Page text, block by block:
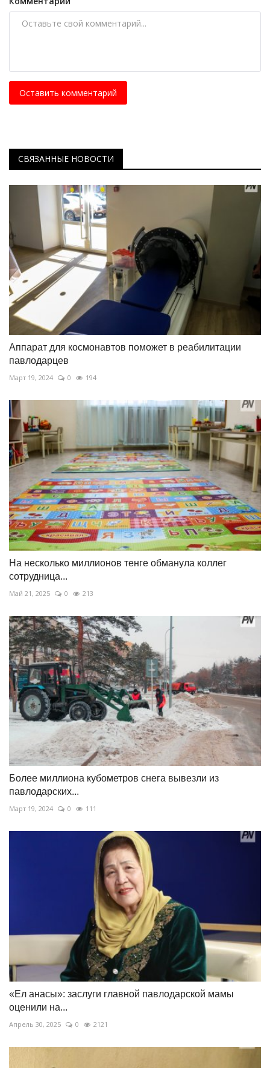
Оставить комментарий
СВЯЗАННЫЕ НОВОСТИ
Аппарат для космонавтов поможет в реабилитации
павлодарцев
Март 19, 2024 0 194
На несколько миллионов тенге обманула коллег
сотрудница...
Май 21, 2025 0 213
Более миллиона кубометров снега вывезли из
павлодарских...
Март 19, 2024 0 111
«Ел анасы»: заслуги главной павлодарской мамы
оценили на...
Апрель 30, 2025 0 2121